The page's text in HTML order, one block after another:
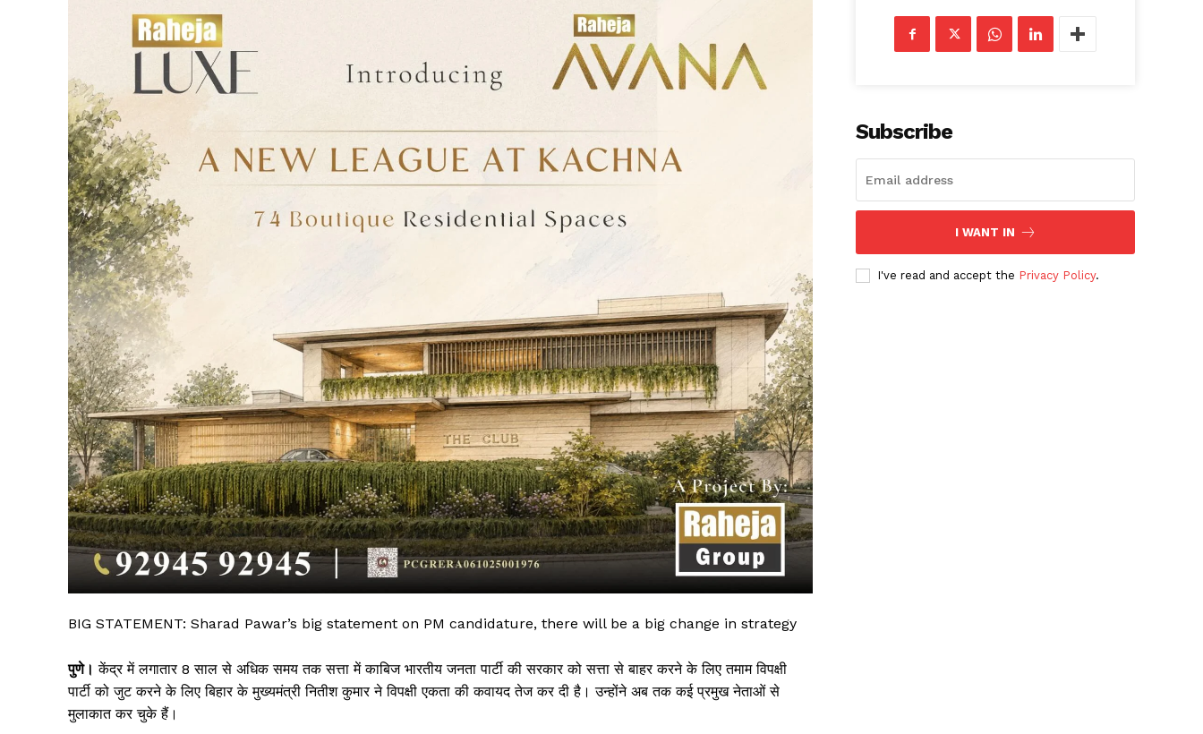
BIG STATEMENT: Sharad Pawar’s big statement on PM candidature, there will be a big change in strategy
पुणे। केंद्र में लगातार 8 साल से अधिक समय तक सत्ता में काबिज भारतीय जनता पार्टी की सरकार को सत्ता से बाहर करने के लिए तमाम विपक्षी
पार्टी को जुट करने के लिए बिहार के मुख्यमंत्री नितीश कुमार ने विपक्षी एकता की कवायद तेज कर दी है। उन्होंने अब तक कई प्रमुख नेताओं से
मुलाकात कर चुके हैं।
Subscribe
I WANT IN
I've read and accept the Privacy Policy.